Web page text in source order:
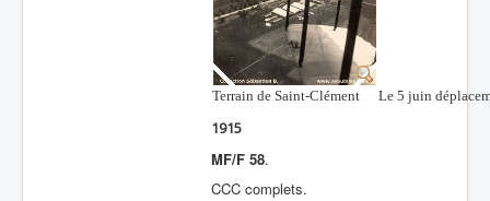
Terrain de Saint-Clément Le 5 juin
1915
MF/F 58.
CCC complets.